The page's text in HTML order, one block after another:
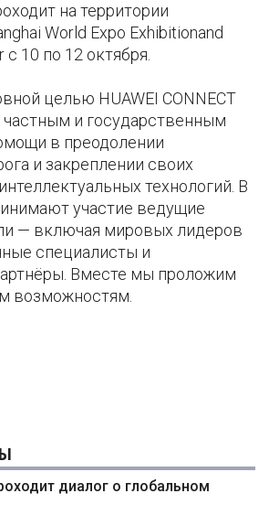
на территории
World Expo Exhibitionand
с 10 по 12 октября.
целью HUAWEI CONNECT
частным и государственным
в преодолении
и закреплении своих
технологий. В
участие ведущие
— включая мировых лидеров
специалисты и
Вместе мы проложим
возможностям.
диалог о глобальном